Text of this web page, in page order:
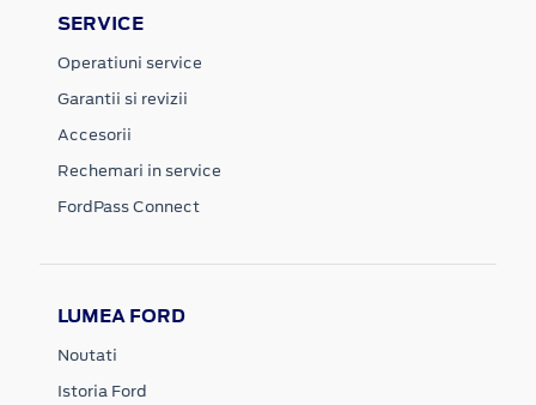
SERVICE
Operatiuni service
Garantii si revizii
Accesorii
Rechemari in service
FordPass Connect
LUMEA FORD
Noutati
Istoria Ford